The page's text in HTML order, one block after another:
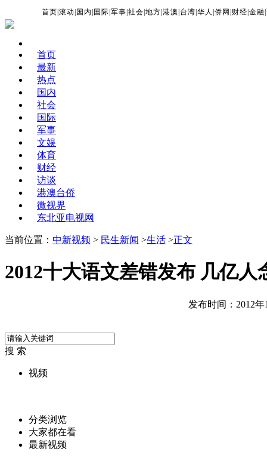
首页 |滚动 国内 国际 |军事 |社会 |地方 |港澳 台湾 |华人 |侨网 财经 |金融 |
首页
最新
热点
国内
社会
国际
军事
文娱
体育
财经
访谈
港澳台侨
微视界
东北亚电视网
当前位置： 中新视频 > 民生新闻 >生活 >正文
2012十大语文差错发布 几亿
发布时间：2012年
搜 索
视频
分类浏览
大家都在看
最新视频